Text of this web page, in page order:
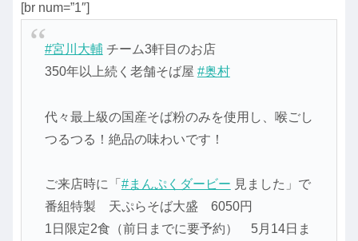
[br num=”1″]
#宮川大輔チーム3軒目のお店
350年以上続く老舗そば屋 #奥村
代々最上級の国産そば粉のみを使用し、喉ごし
つるつる！絶品の味わいです！
ご来店時に「 #まんぷくダービー 見ました」で
番組特製 天ぷらそば大盛 6050円
1日限定2食（前日までに要予約） 5月14日ま